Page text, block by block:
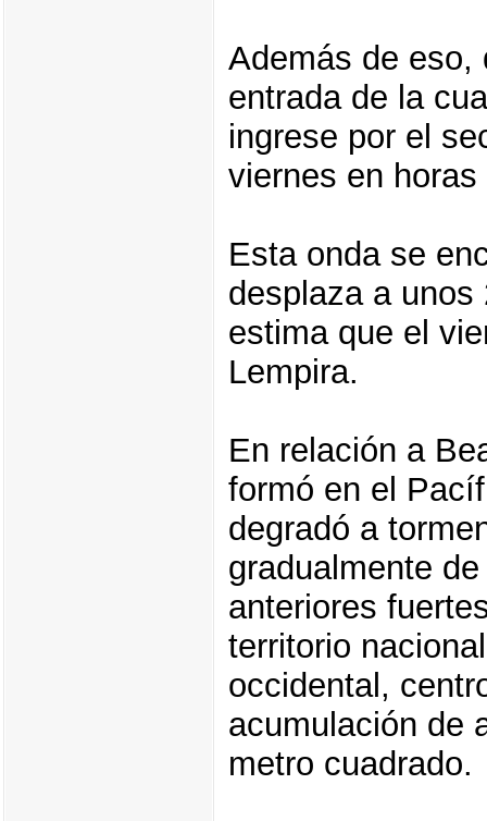
Además de eso,
entrada de la
ingrese por el
viernes en
Esta onda se
desplaza a
estima que el
Lempira.
En relación a
formó en el
degradó a
gradualmente
anteriores
territorio
occidental,
acumulación de
metro cuadrado.